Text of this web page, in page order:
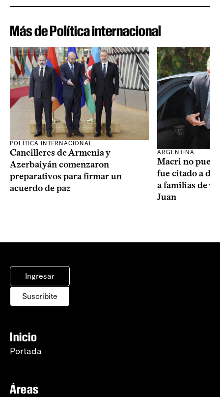
Más de Política internacional
POLÍTICA INTERNACIONAL
Cancilleres de Armenia y
Azerbaiyán comenzaron
preparativos para firmar un
acuerdo de paz
ARGENTINA
Macri no
fue citado a
a familias de
Juan
Ingresar
Suscribite
Inicio
Portada
Áreas